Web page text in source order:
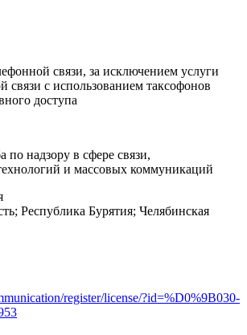
связи, за исключением услуги
связи с использованием таксофонов
доступа
по надзору в сфере связи,
и массовых коммуникаций
Республика Бурятия; Челябинская
register/license/?id=%D0%9B030-